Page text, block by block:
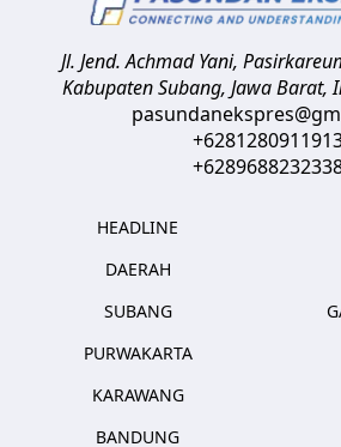
Jl. Jend. Achmad Yani,
Kabupaten Subang, Jawa Barat,
HEADLINE
DAERAH
SUBANG
PURWAKARTA
KARAWANG
BANDUNG